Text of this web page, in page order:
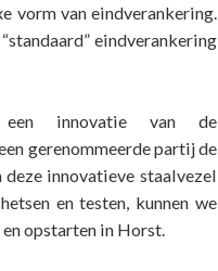
vorm van eindverankering.
eindverankering
een innovatie van de
gerenommeerde partij de
innovatieve staalvezel
en testen, kunnen we
opstarten in Horst.